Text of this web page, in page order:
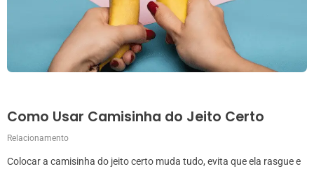
Como Usar Camisinha do Jeito Certo
Relacionamento
Colocar a camisinha do jeito certo muda tudo, evita que ela rasgue e